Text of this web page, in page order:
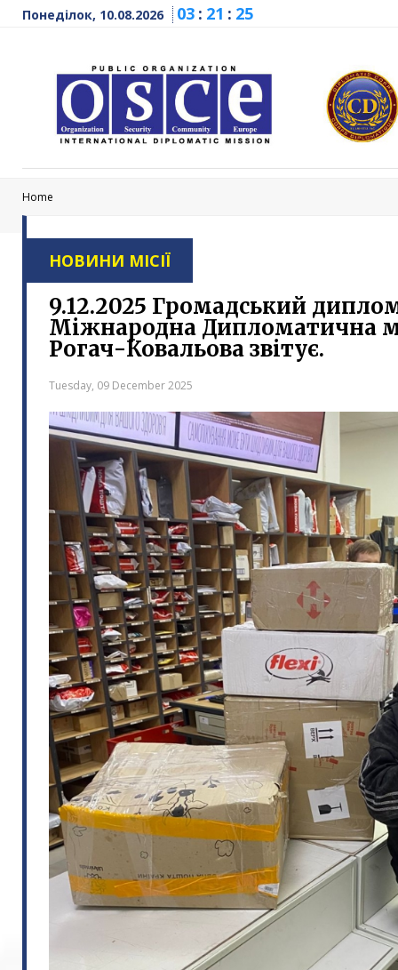
Понеділок, 10.08.2026 03 : 21 : 26
Home
НОВИНИ МІСІЇ
9.12.2025 Громадський
Міжнародна Дипломатична
Рогач-Ковальова звітує.
Tuesday, 09 December 2025